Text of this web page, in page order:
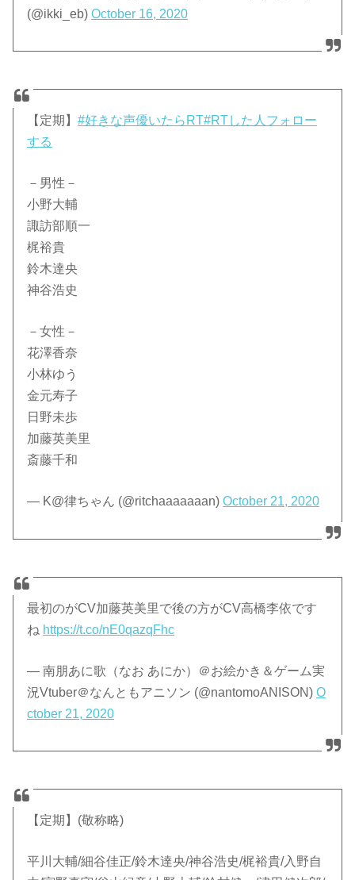
(@ikki_eb)October 16, 2020
【定期】#好きな声優いたらRT#RTした人フォロー
する
－男性－
小野大輔
諏訪部順一
梶裕貴
鈴木達央
神谷浩史
－女性－
花澤香奈
小林ゆう
金元寿子
日野未歩
加藤英美里
斎藤千和
— K@律ちゃん (@ritchaaaaaaan)October 21, 2020
最初のがCV加藤英美里で後の方がCV高橋李依です
ね https://t.co/nE0qazqFhc
— 南朋あに歌（なお あにか）＠お絵かき＆ゲーム実
況Vtuber＠なんともアニソン (@nantomoANISON)O
ctober 21, 2020
【定期】(敬称略)
平川大輔/細谷佳正/鈴木達央/神谷浩史/梶裕貴/入野自